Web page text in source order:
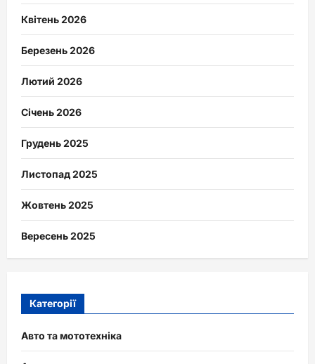
Квітень 2026
Березень 2026
Лютий 2026
Січень 2026
Грудень 2025
Листопад 2025
Жовтень 2025
Вересень 2025
Категорії
Авто та мототехніка